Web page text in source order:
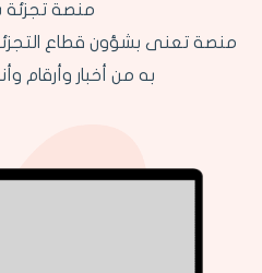
منصة
منصة تعنى بشؤون قطاع
به من أخبار وأرقام